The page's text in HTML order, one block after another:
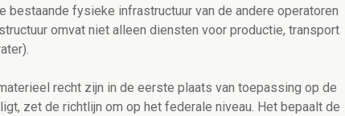
bestaande fysieke infrastructuur van de andere operatoren
omvat niet alleen diensten voor productie, transport
recht zijn in de eerste plaats van toepassing op de
zet de richtlijn om op het federale niveau. Het bepaalt de